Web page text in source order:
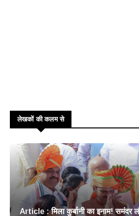
लेखकों की कलम से
Article : मिला कुर्बानी का इनाम! समंदर